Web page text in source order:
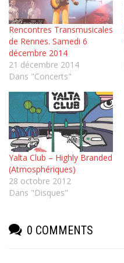
Rencontres Transmusicales
de Rennes. Samedi 6
décembre 2014
21 décembre 2014
Dans "Concerts"
Yalta Club – Highly Branded
(Atmosphériques)
28 octobre 2012
Dans "Disques"
0 COMMENTS